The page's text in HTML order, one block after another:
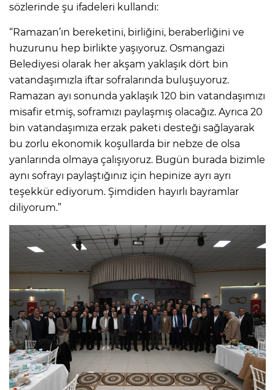
sözlerinde şu ifadeleri kullandı:
“Ramazan’ın bereketini, birliğini, beraberliğini ve
huzurunu hep birlikte yaşıyoruz. Osmangazi
Belediyesi olarak her akşam yaklaşık dört bin
vatandaşımızla iftar sofralarında buluşuyoruz.
Ramazan ayı sonunda yaklaşık 120 bin vatandaşımızı
misafir etmiş, soframızı paylaşmış olacağız. Ayrıca 20
bin vatandaşımıza erzak paketi desteği sağlayarak
bu zorlu ekonomik koşullarda bir nebze de olsa
yanlarında olmaya çalışıyoruz. Bugün burada bizimle
aynı sofrayı paylaştığınız için hepinize ayrı ayrı
teşekkür ediyorum. Şimdiden hayırlı bayramlar
diliyorum.”